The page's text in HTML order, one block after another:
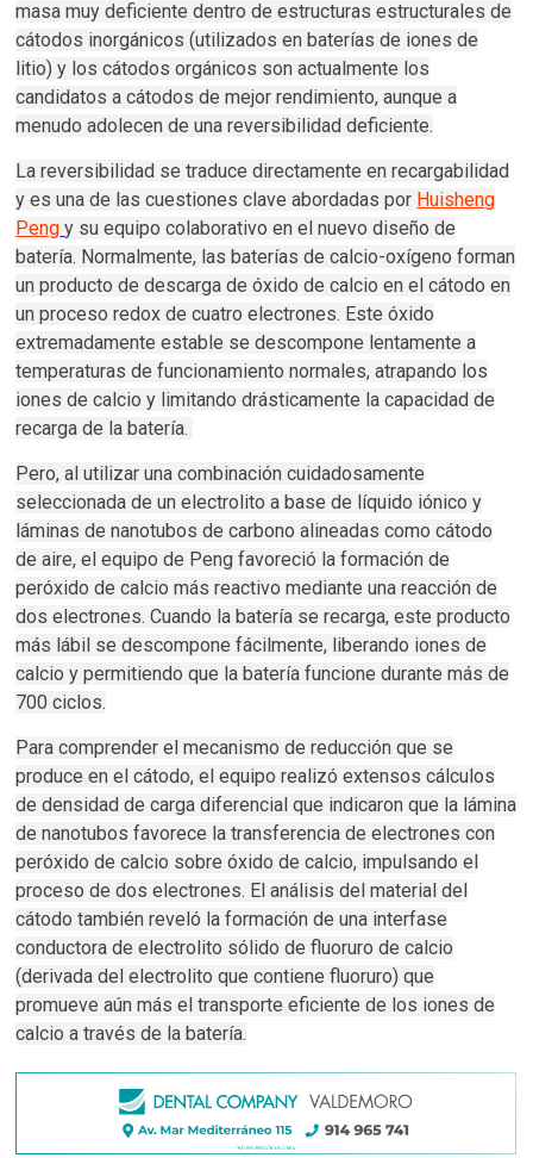
masa muy deficiente dentro de estructuras estructurales de
cátodos inorgánicos (utilizados en baterías de iones de
litio) y los cátodos orgánicos son actualmente los
candidatos a cátodos de mejor rendimiento, aunque a
menudo adolecen de una reversibilidad deficiente.
La reversibilidad se traduce directamente en recargabilidad
y es una de las cuestiones clave abordadas por Huisheng
Peng y su equipo colaborativo en el nuevo diseño de
batería. Normalmente, las baterías de calcio-oxígeno forman
un producto de descarga de óxido de calcio en el cátodo en
un proceso redox de cuatro electrones. Este óxido
extremadamente estable se descompone lentamente a
temperaturas de funcionamiento normales, atrapando los
iones de calcio y limitando drásticamente la capacidad de
recarga de la batería.
Pero, al utilizar una combinación cuidadosamente
seleccionada de un electrolito a base de líquido iónico y
láminas de nanotubos de carbono alineadas como cátodo
de aire, el equipo de Peng favoreció la formación de
peróxido de calcio más reactivo mediante una reacción de
dos electrones. Cuando la batería se recarga, este producto
más lábil se descompone fácilmente, liberando iones de
calcio y permitiendo que la batería funcione durante más de
700 ciclos.
Para comprender el mecanismo de reducción que se
produce en el cátodo, el equipo realizó extensos cálculos
de densidad de carga diferencial que indicaron que la lámina
de nanotubos favorece la transferencia de electrones con
peróxido de calcio sobre óxido de calcio, impulsando el
proceso de dos electrones. El análisis del material del
cátodo también reveló la formación de una interfase
conductora de electrolito sólido de fluoruro de calcio
(derivada del electrolito que contiene fluoruro) que
promueve aún más el transporte eficiente de los iones de
calcio a través de la batería.